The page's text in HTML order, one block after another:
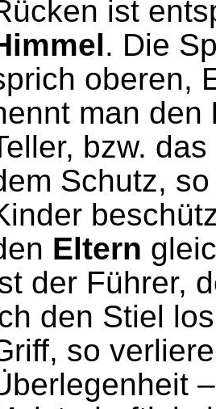
ist
. Die
oberen,
man den
bzw.
Schutz,
Eltern
der Führer,
den Stiel
so